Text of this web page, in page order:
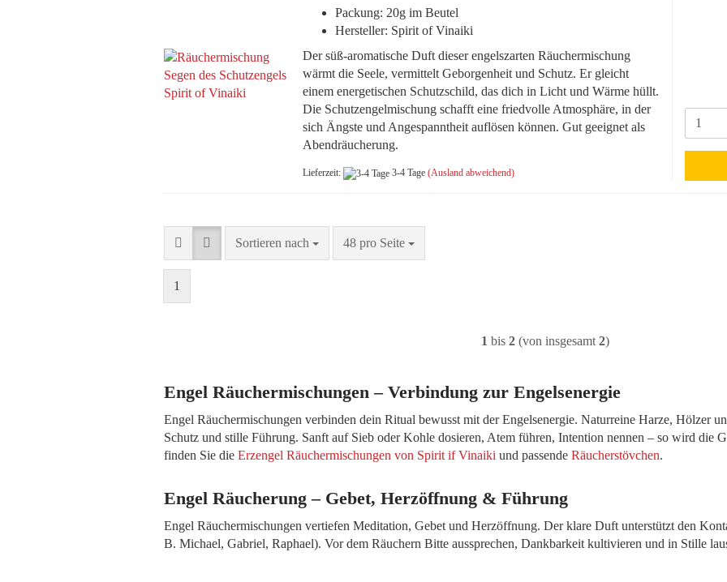
Packung: 20g im Beutel
Hersteller: Spirit of Vinaiki
Der süß-aromatische Duft dieser engelszarten Räuchermischung
wärmt die Seele, vermittelt Geborgenheit und Schutz. Er gleicht
einem energetischen Schutzschild, das dich in Licht und Wärme hüllt.
Die Schutzengelmischung schafft eine friedvolle Atmosphäre, in der
sich Ängste und Angespanntheit auflösen können. Gut geeignet als
Abendräucherung.
Lieferzeit: 3-4 Tage (Ausland abweichend)
Sortieren nach
Sortieren nach 48 pro Seite
pro Seite
1
1 bis 2 (von insgesamt 2)
Engel Räuchermischungen – Verbindung zur Engelsenergie
Engel Räuchermischungen verbinden dein Ritual bewusst mit der Engelsenergie. Naturreine Harze, Hölzer
Schutz und stille Führung. Sanft auf Sieb oder Kohle dosieren, Atem führen, Intention nennen – so wird die
finden Sie die Erzengel Räuchermischungen von Spirit if Vinaiki und passende Räucherstövchen.
Engel Räucherung – Gebet, Herzöffnung & Führung
Engel Räuchermischungen vertiefen Meditation, Gebet und Herzöffnung. Der klare Duft unterstützt den
B. Michael, Gabriel, Raphael). Vor dem Räuchern Bitte aussprechen, Dankbarkeit kultivieren und in Stille